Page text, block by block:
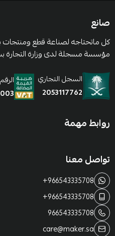
صانع
كل ماتحتاجه لصناعة قطع ومنتجات
مؤسسة مسجلة لدى وزارة التجارة بسجل
السجل التجاري
2053117762
روابط مهمة
تواصل معنا
+966543335708
+966543335708
966543335708
care@maker.sa